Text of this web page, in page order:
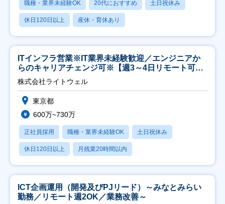
職種・業界未経験OK 20代におすすめ 土日祝休み
休日120日以上 産休・育休あり
ITインフラ営業※IT業界未経験歓迎／エンジニアか
らのキャリアチェンジ可※【週3～4日リモート可
能】
株式会社ライトウェル
東京都
600万~730万
正社員採用 職種・業界未経験OK 土日祝休み
休日120日以上 月残業20時間以内
ICT企画運用（開発及びPJリード）～みなとみらい
勤務／リモート週2OK／業務改善～